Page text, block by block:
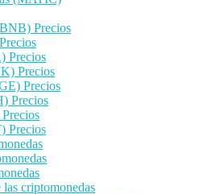
Precios
Precios
Precios
Precios
Precios
Precios
criptomonedas